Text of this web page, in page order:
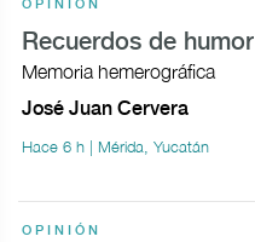
OPINIÓN
Recuerdos de humor
Memoria hemerográfica
José Juan Cervera
Hace 6 h | Mérida, Yucatán
OPINIÓN